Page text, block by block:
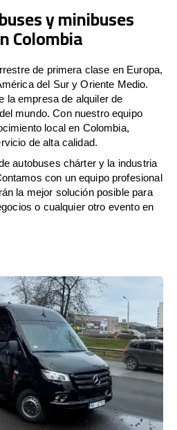
y minibuses
Colombia
de primera clase en Europa,
del Sur y Oriente Medio.
la empresa de alquiler de
mundo. Con nuestro equipo
local en Colombia,
de alta calidad.
autobuses chárter y la industria
con un equipo profesional
la mejor solución posible para
o cualquier otro evento en